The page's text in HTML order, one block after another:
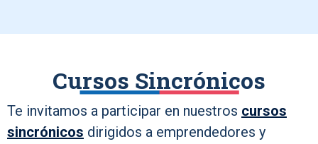
Cursos Sincrónicos
Te invitamos a participar en nuestros cursos
sincrónicos dirigidos a emprendedores y